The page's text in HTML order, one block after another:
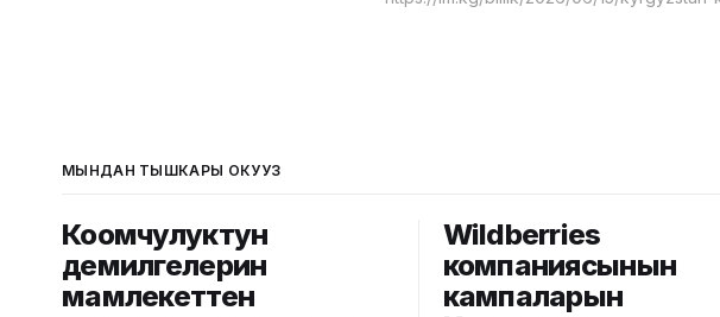
МЫНДАН ТЫШКАРЫ ОКУҢУЗ
Коомчулуктун
демилгелерин
мамлекеттен
Wildberries
компаниясынын
кампаларын